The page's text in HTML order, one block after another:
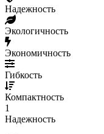
Надежность
Экологичность
Экономичность
Гибкость
Компактность
1
Надежность